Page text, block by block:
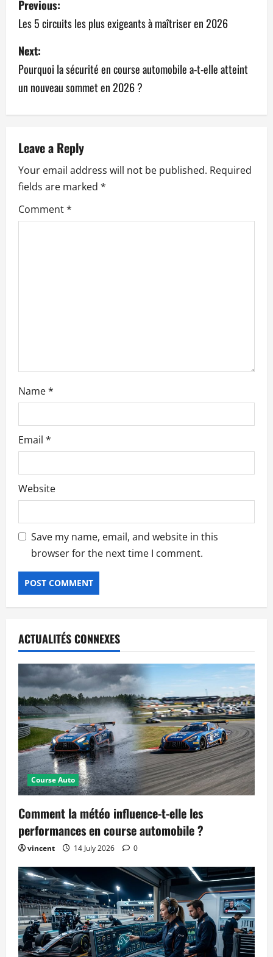
o
s
t
n
v
i
g
a
Previous:
Les 5 circuits les plus exigeants à maîtriser en 2026
Next:
Pourquoi la sécurité en course automobile a-t-elle atteint
un nouveau sommet en 2026 ?
Leave a Reply
Your email address will not be published. Required
fields are marked *
Comment*
Name*
Email *
Website
Save my name, email, and website in this
browser for the next time I comment.
ACTUALITÉS CONNEXES
Course Auto
Comment la météo influence-t-elle les
performances en course automobile ?
vincent 14 July 2026 0